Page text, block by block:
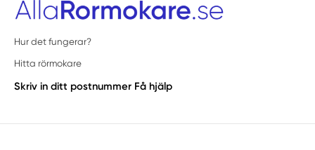
Hur det fungerar?
Hitta rörmokare
Skriv in ditt postnummer Få hjälp